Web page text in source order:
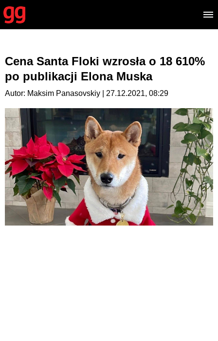
Cena Santa Floki wzrosła o 18 610%
po publikacji Elona Muska
Autor: Maksim Panasovskiy | 27.12.2021, 08:29